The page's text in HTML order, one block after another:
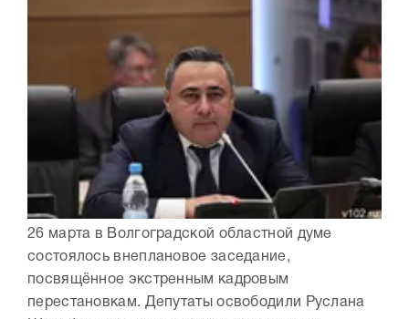
26 марта в Волгоградской областной думе
состоялось внеплановое заседание,
посвящённое экстренным кадровым
перестановкам. Депутаты освободили Руслана